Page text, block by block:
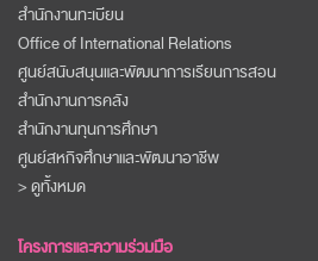
สำนักงานทะเบียน
Office of International Relations
ศูนย์สนับสนุนและพัฒนาการเรียนการสอน
สำนักงานการคลัง
สำนักงานทุนการศึกษา
ศูนย์สหกิจศึกษาและพัฒนาอาชีพ
> ดูทั้งหมด
โครงการและความร่วมมือ